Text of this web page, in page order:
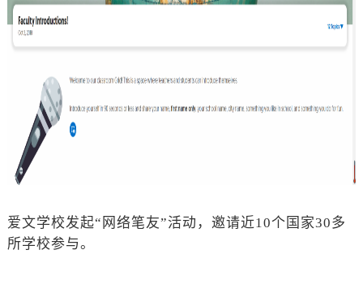
爱文学校发起“网络笔友”活动，邀请近10个国家30多
所学校参与。